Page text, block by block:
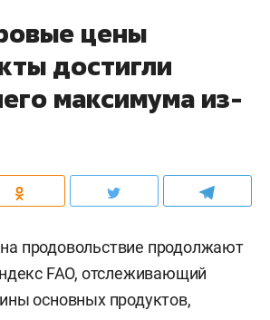
цены
достигли
максимума из-
продовольствие продолжают
FAO, отслеживающий
основных продуктов,